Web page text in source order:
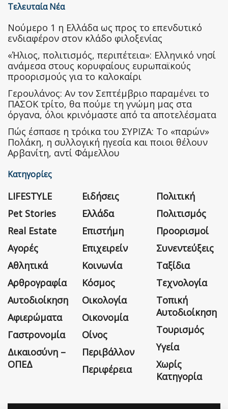
Τελευταία Νέα
Nούμερο 1 η Ελλάδα ως προς το επενδυτικό
ενδιαφέρον στον κλάδο φιλοξενίας
«Ήλιος, πολιτισμός, περιπέτεια»: Ελληνικό νησί
ανάμεσα στους κορυφαίους ευρωπαϊκούς
προορισμούς για το καλοκαίρι
Γερουλάνος: Αν τον Σεπτέμβριο παραμένει το
ΠΑΣΟΚ τρίτο, θα πούμε τη γνώμη μας στα
όργανα, όλοι κρινόμαστε από τα αποτελέσματα
Πώς έσπασε η τρόικα του ΣΥΡΙΖΑ: Το «παρών»
Πολάκη, η συλλογική ηγεσία και ποιοι θέλουν
Αρβανίτη, αντί Φάμελλου
Κατηγορίες
LIFESTYLE
Pet Stories
Real Estate
Αγορές
Αθλητικά
Αρθρογραφία
Αυτοδιοίκηση
Αφιερώματα
Γαστρονομία
Δικαιοσύνη –
ΟΠΕΔ
Ειδήσεις
Ελλάδα
Επιστήμη
Επιχειρείν
Κοινωνία
Κόσμος
Οικολογία
Οικονομία
Οίνος
Περιβάλλον
Περιφέρεια
Πολιτική
Πολιτισμός
Προορισμοί
Συνεντεύξεις
Ταξίδια
Τεχνολογία
Τοπική
Αυτοδιοίκηση
Τουρισμός
Υγεία
Χωρίς
Κατηγορία